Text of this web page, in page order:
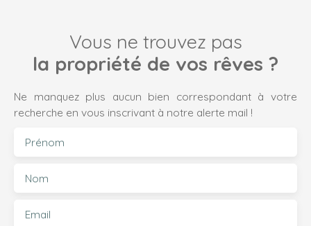
Vous ne trouvez pas
la propriété de vos rêves ?
Ne manquez plus aucun bien correspondant à votre
recherche en vous inscrivant à notre alerte mail !
Prénom
Nom
Email